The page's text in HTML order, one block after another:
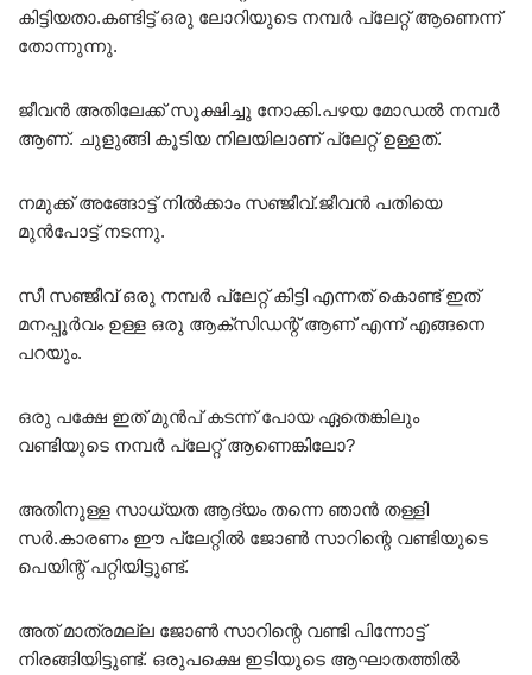
കിട്ടിയതാ.കണ്ടിട്ട് ഒരു ലോറിയുടെ നമ്പർ പ്ലേറ്റ് ആണെന്ന്
തോന്നുന്നു.
ജീവൻ അതിലേക്ക് സൂക്ഷിച്ചു നോക്കി.പഴയ മോഡൽ നമ്പർ
ആണ്. ചുളുങ്ങി കൂടിയ നിലയിലാണ് പ്ലേറ്റ് ഉള്ളത്.
നമുക്ക് അങ്ങോട്ട് നിൽക്കാം സഞ്ജീവ്.ജീവൻ പതിയെ
മുൻപോട്ട് നടന്നു.
സീ സഞ്ജീവ് ഒരു നമ്പർ പ്ലേറ്റ് കിട്ടി എന്നത് കൊണ്ട് ഇത്
മനപ്പൂർവം ഉള്ള ഒരു ആക്‌സിഡന്റ് ആണ് എന്ന് എങ്ങനെ
പറയും.
ഒരു പക്ഷേ ഇത് മുൻപ് കടന്ന് പോയ ഏതെങ്കിലും
വണ്ടിയുടെ നമ്പർ പ്ലേറ്റ് ആണെങ്കിലോ?
അതിനുള്ള സാധ്യത ആദ്യം തന്നെ ഞാൻ തള്ളി
സർ.കാരണം ഈ പ്ലേറ്റിൽ ജോൺ സാറിന്റെ വണ്ടിയുടെ
പെയിന്റ് പറ്റിയിട്ടുണ്ട്.
അത് മാത്രമല്ല ജോൺ സാറിന്റെ വണ്ടി പിന്നോട്ട്
നിരങ്ങിയിട്ടുണ്ട്. ഒരുപക്ഷെ ഇടിയുടെ ആഘാതത്തിൽ